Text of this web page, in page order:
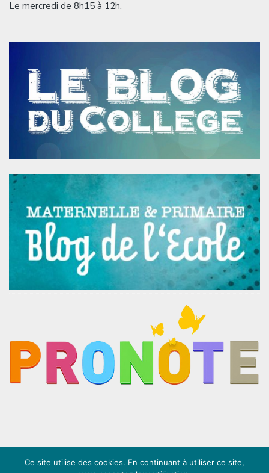
Le mercredi de 8h15 à 12h.
Ce site utilise des cookies. En continuant à utiliser ce site,